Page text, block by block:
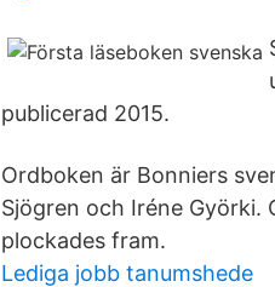
publicerad 2015.
Ordboken är Bonniers
Sjögren och Iréne
plockades fram.
Lediga jobb tanumshede